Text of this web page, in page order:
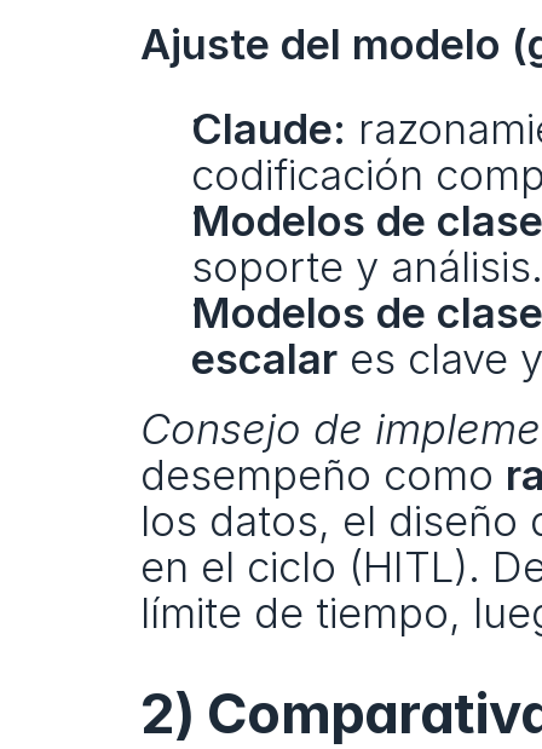
Ajuste del modelo
Claude:
codificación
Modelos de
soporte y análisis.
Modelos de
escalar es clave
Consejo de
desempeño como
los datos, el diseño
en el ciclo (HITL).
límite de tiempo,
2)